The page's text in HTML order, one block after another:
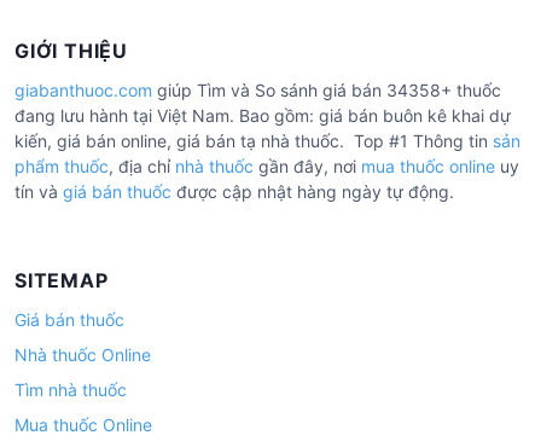
GIỚI THIỆU
giabanthuoc.com giúp Tìm và So sánh giá bán 34358+ thuốc
đang lưu hành tại Việt Nam. Bao gồm: giá bán buôn kê khai dự
kiến, giá bán online, giá bán tạ nhà thuốc. Top #1 Thông tin sản
phẩm thuốc, địa chỉ nhà thuốc gần đây, nơi mua thuốc online uy
tín và giá bán thuốc được cập nhật hàng ngày tự động.
SITEMAP
Giá bán thuốc
Nhà thuốc Online
Tìm nhà thuốc
Mua thuốc Online